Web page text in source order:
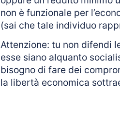
non è funzionale per
(sai che tale individuo
Attenzione: tu non difendi
esse siano alquanto
bisogno di fare dei
la libertà economica